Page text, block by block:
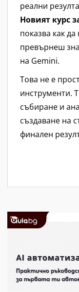
реални
Новият курс
показва как
превърнеш
на Gemini.
Това не е
инструменти.
събиране и
създаване на
финален